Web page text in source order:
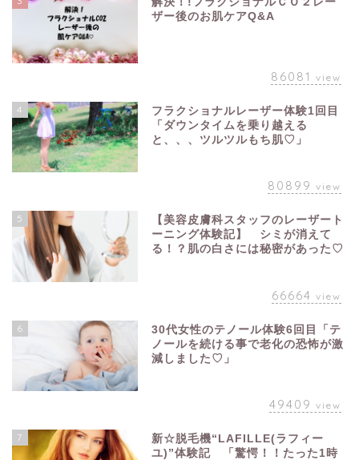
ザー後のお肌ケアQ&A
86081 view
4
フラクショナルレーザー体験1回目
「ダウンタイムを乗り越える
と、、、ツルツルもち肌♡」
80899 view
5
【美容皮膚科スタッフのレーザート
ーニング体験記】 シミが消えて
る！？肌の白さには秘密があった♡
66664 view
6
30代女性のテノール体験6回目「テ
ノールを続ける事で老化の恐怖が激
減しました♡」
49409 view
7
新☆脱毛機“LAFILLE(ラフィー
ユ)”体験記 「驚愕！！たった1時